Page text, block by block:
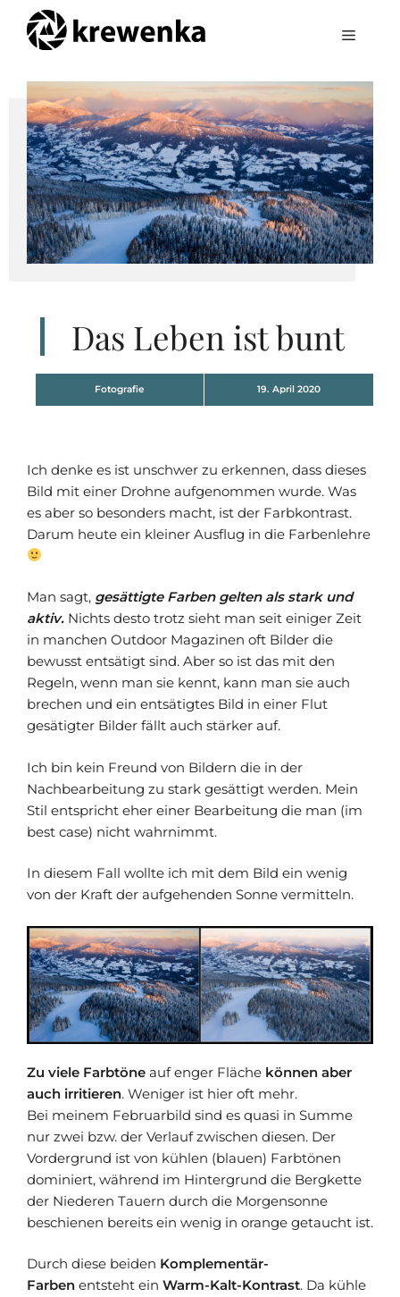
Inhalt
springen
Menü
Das Leben ist bunt
Fotografie 19. April 2020
Ich denke es ist unschwer zu erkennen, dass dieses
Bild mit einer Drohne aufgenommen wurde. Was
es aber so besonders macht, ist der Farbkontrast.
Darum heute ein kleiner Ausflug in die Farbenlehre
Man sagt, gesättigte Farben gelten als stark und
aktiv. Nichts desto trotz sieht man seit einiger Zeit
in manchen Outdoor Magazinen oft Bilder die
bewusst entsätigt sind. Aber so ist das mit den
Regeln, wenn man sie kennt, kann man sie auch
brechen und ein entsätigtes Bild in einer Flut
gesätigter Bilder fällt auch stärker auf.
Ich bin kein Freund von Bildern die in der
Nachbearbeitung zu stark gesättigt werden. Mein
Stil entspricht eher einer Bearbeitung die man (im
best case) nicht wahrnimmt.
In diesem Fall wollte ich mit dem Bild ein wenig
von der Kraft der aufgehenden Sonne vermitteln.
Zu viele Farbtöne auf enger Fläche können aber
auch irritieren. Weniger ist hier oft mehr.
Bei meinem Februarbild sind es quasi in Summe
nur zwei bzw. der Verlauf zwischen diesen. Der
Vordergrund ist von kühlen (blauen) Farbtönen
dominiert, während im Hintergrund die Bergkette
der Niederen Tauern durch die Morgensonne
beschienen bereits ein wenig in orange getaucht ist.
Durch diese beiden Komplementär-
Farben entsteht ein Warm-Kalt-Kontrast. Da kühle